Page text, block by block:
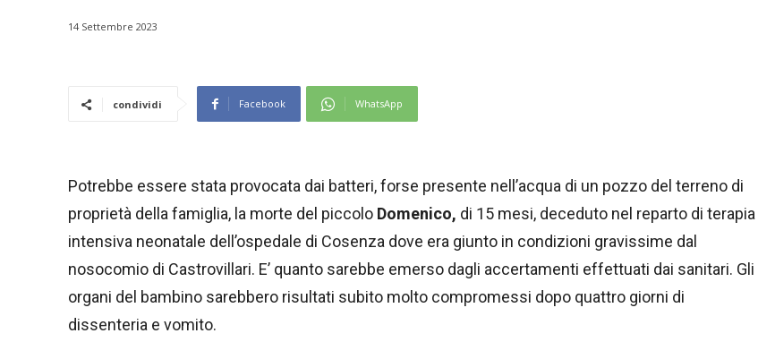
14 Settembre 2023
condividi Facebook WhatsApp
Potrebbe essere stata provocata dai batteri, forse presente nell’acqua di un pozzo del terreno di
proprietà della famiglia, la morte del piccolo Domenico, di 15 mesi, deceduto nel reparto di terapia
intensiva neonatale dell’ospedale di Cosenza dove era giunto in condizioni gravissime dal
nosocomio di Castrovillari. E’ quanto sarebbe emerso dagli accertamenti effettuati dai sanitari. Gli
organi del bambino sarebbero risultati subito molto compromessi dopo quattro giorni di
dissenteria e vomito.